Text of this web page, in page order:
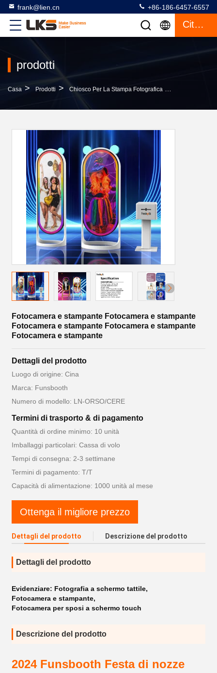
frank@lien.cn +86-186-6457-6557
Citazione
prodotti
Casa > Prodotti > Chiosco Per La Stampa Fotografica >
Fotocamera e stampante Fotocamera e stampante
Fotocamera e stampante Fotocamera e stampante
Fotocamera e stampante
Dettagli del prodotto
Luogo di origine: Cina
Marca: Funsbooth
Numero di modello: LN-ORSO/CERE
Termini di trasporto & di pagamento
Quantità di ordine minimo: 10 unità
Imballaggi particolari: Cassa di volo
Tempi di consegna: 2-3 settimane
Termini di pagamento: T/T
Capacità di alimentazione: 1000 unità al mese
Ottenga il migliore prezzo
Dettagli del prodotto Descrizione del prodotto
Dettagli del prodotto
Evidenziare: Fotografia a schermo tattile,
Fotocamera e stampante,
Fotocamera per sposi a schermo touch
Descrizione del prodotto
2024 Funsbooth Festa di nozze